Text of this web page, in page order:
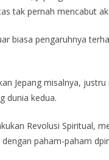
tak pernah mencabut
biasa pengaruhnya
Jepang misalnya,
dunia kedua.
Revolusi Spiritual,
paham-paham